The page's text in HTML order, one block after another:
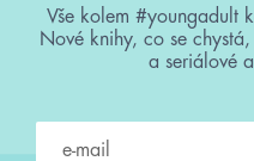
Vše kolem #youngadult
Nové knihy, co se
a seriálové